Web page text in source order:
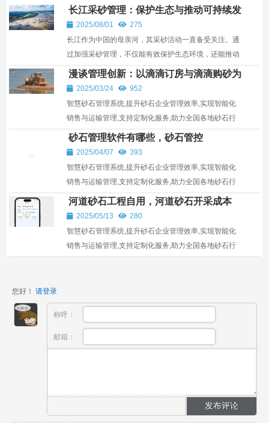
长江采砂管理：保护生态与推动可持续发
展的双赢之道
2025/08/01
275
长江作为中国的母亲河，其采砂活动一直备受关注。通
过加强采砂管理，不仅能有效保护生态环境，还能推动
地方经济发展，实现生态保护与经济增长的双赢目标
漫谈管理创新：以滴滴订房与滴滴购砂为
镜2025/03/24
952
智慧砂石管理系统,提升砂石企业管理效率,实现智能化
销售与运输管理,支持定制化服务,助力全国各地砂石行
业发展。
砂石管理软件有哪些，砂石管控
2025/04/07
393
智慧砂石管理系统,提升砂石企业管理效率,实现智能化
销售与运输管理,支持定制化服务,助力全国各地砂石行
业发展。
河道砂石工程自用，河道砂石开采成本
2025/05/13
280
智慧砂石管理系统,提升砂石企业管理效率,实现智能化
销售与运输管理,支持定制化服务,助力全国各地砂石行
您好！ 请登录
称呼：
邮箱：